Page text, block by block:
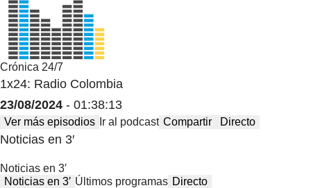
Crónica 24/7
1x24: Radio Colombia
23/08/2024 - 01:38:13
Ver más episodios Ir al podcast Compartir Directo
Noticias en 3′
Noticias en 3′
Noticias en 3′ Últimos programas Directo